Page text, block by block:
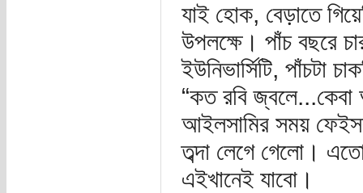
যাই হোক, বেড়াতে
উপলক্ষে। পাঁচ বছরে
ইউনিভার্সিটি, পাঁচটা
“কত রবি
আইলসামির সময়
তব্দা লেগে গেলো।
এইখানেই যাবো।